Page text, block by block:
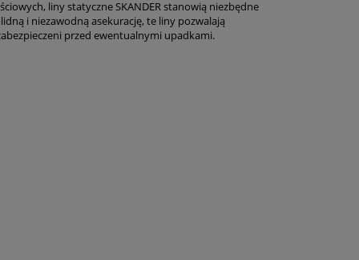
liny statyczne SKANDER stanowią niezbędne
i niezawodną asekurację, te liny pozwalają
przed ewentualnymi upadkami.